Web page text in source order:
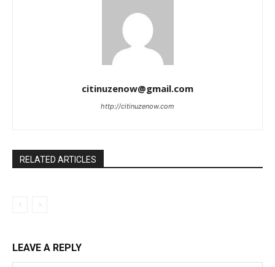
citinuzenow@gmail.com
http://citinuzenow.com
RELATED ARTICLES
LEAVE A REPLY